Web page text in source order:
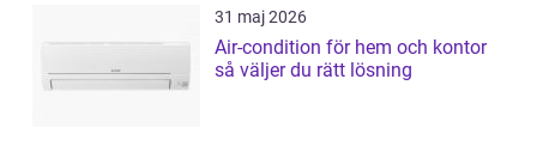
31 maj 2026
Air-condition för hem och kontor
så väljer du rätt lösning